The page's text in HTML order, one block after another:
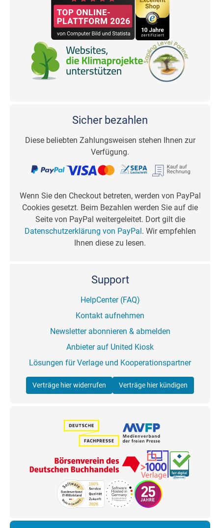
Sicher bezahlen
Diese beliebten Zahlungsweisen stehen Ihnen zur
Verfügung.
Wenn Sie den Checkout betreten, werden von PayPal
Cookies gesetzt. Beim Bezahlen werden Sie auf die
Seite von PayPal weitergeleitet. Dort gilt die
Datenschutzerklärung von PayPal. Wir empfehlen
Ihnen diese zu lesen.
Support
HelpCenter (FAQ)
Kontakt aufnehmen
Newsletter abonnieren & abmelden
Anbieter auf United Kiosk
Lösungen für Verlage und Kooperationspartner
Verträge hier widerrufen Verträge hier kündigen